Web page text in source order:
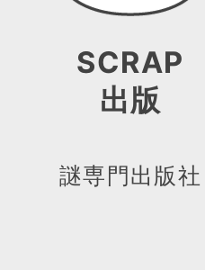
SCRAP
出版
謎専門出版社